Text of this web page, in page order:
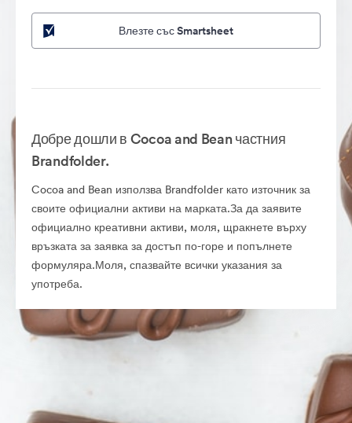
Влезте със Smartsheet
Добре дошли в Cocoa and Bean частния
Brandfolder.
Cocoa and Bean използва Brandfolder като източник за
своите официални активи на марката.За да заявите
официално креативни активи, моля, щракнете върху
връзката за заявка за достъп по-горе и попълнете
формуляра.Моля, спазвайте всички указания за
употреба.